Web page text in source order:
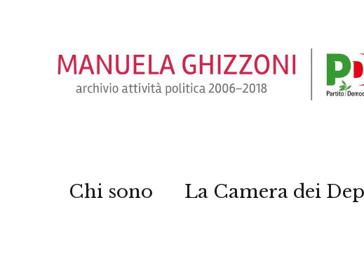
Chi sono La Camera dei